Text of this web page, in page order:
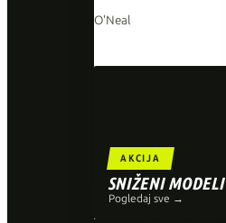
O'Neal
AKCIJA
SNIŽENI MODELI
Pogledaj sve →